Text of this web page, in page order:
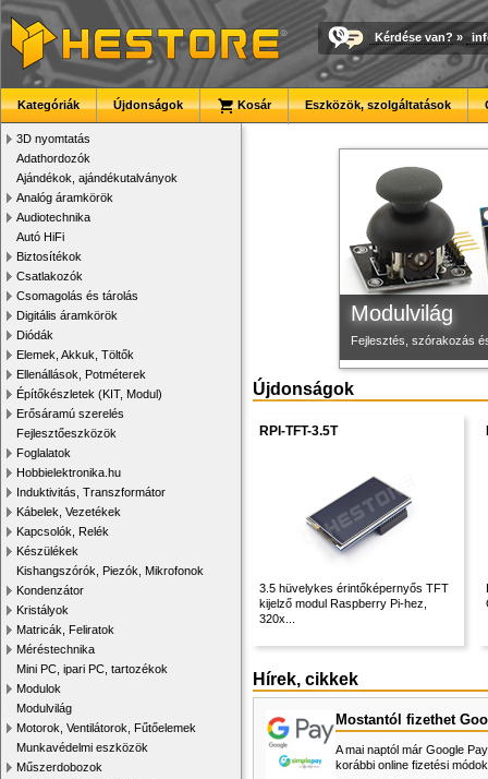
Kérdése van? »
Kategóriák Újdonságok Kosár Eszközök, szolgáltatások
3D nyomtatás
Adathordozók
Ajándékok, ajándékutalványok
Analóg áramkörök
Audiotechnika
Autó HiFi
Biztosítékok
Csatlakozók
Csomagolás és tárolás
Digitális áramkörök
Diódák
Elemek, Akkuk, Töltők
Ellenállások, Potméterek
Építőkészletek (KIT, Modul)
Erősáramú szerelés
Fejlesztőeszközök
Foglalatok
Hobbielektronika.hu
Induktivitás, Transzformátor
Kábelek, Vezetékek
Kapcsolók, Relék
Készülékek
Kishangszórók, Piezók, Mikrofonok
Kondenzátor
Kristályok
Matricák, Feliratok
Méréstechnika
Mini PC, ipari PC, tartozékok
Modulok
Modulvilág
Motorok, Ventilátorok, Fűtőelemek
Munkavédelmi eszközök
Műszerdobozok
Modulvilág
Fejlesztés, szórakozás
Megbízható
Új PLA
3D nyomtató
Újdonságok
RPI-TFT-3.5T
3.5 hüvelykes érintőképernyős TFT
kijelző modul Raspberry Pi-hez,
320x...
Hírek, cikkek
Mostantól fizethet
A mai naptól már Google
korábbi online fizetési